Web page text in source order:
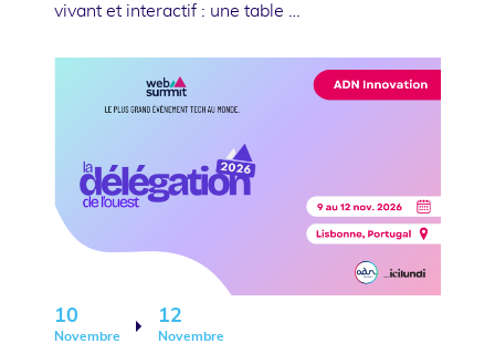
vivant et interactif : une table …
10
Novembre
12
Novembre